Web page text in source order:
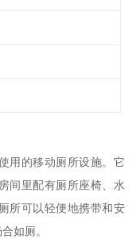
用的移动厕所设施。它
间里配有厕所座椅、水
所可以轻便地携带和安
如厕。